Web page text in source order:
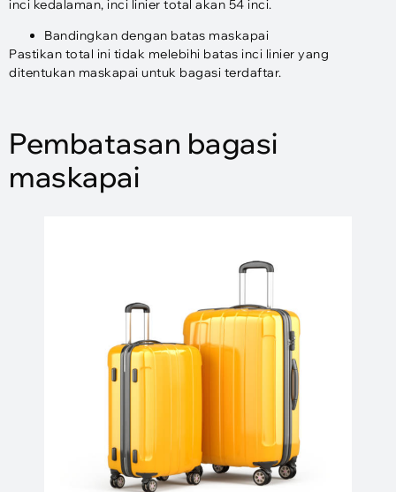
inci kedalaman, inci linier total akan 54 inci.
Bandingkan dengan batas maskapai
Pastikan total ini tidak melebihi batas inci linier yang
ditentukan maskapai untuk bagasi terdaftar.
Pembatasan bagasi
maskapai